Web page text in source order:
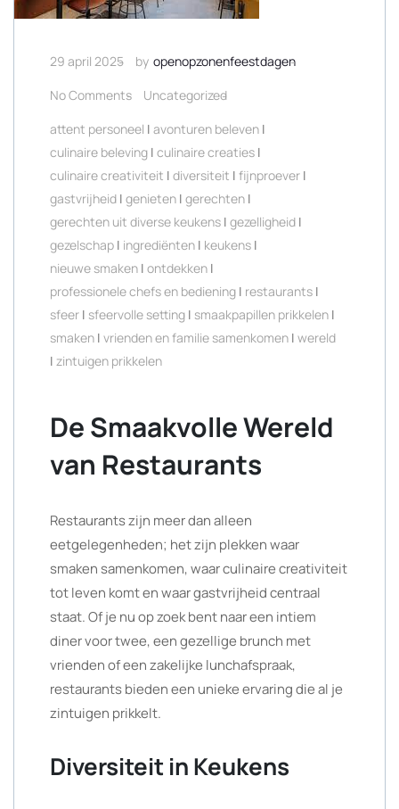
29 april 2025 by openopzonenfeestdagen
No Comments
Uncategorized
attent personeel | avonturen beleven |
culinaire beleving | culinaire creaties |
culinaire creativiteit | diversiteit | fijnproever |
gastvrijheid | genieten | gerechten |
gerechten uit diverse keukens | gezelligheid |
gezelschap | ingrediënten | keukens |
nieuwe smaken | ontdekken |
professionele chefs en bediening | restaurants |
sfeer | sfeervolle setting | smaakpapillen prikkelen |
smaken | vrienden en familie samenkomen | wereld
| zintuigen prikkelen
De Smaakvolle Wereld
van Restaurants
Restaurants zijn meer dan alleen
eetgelegenheden; het zijn plekken waar
smaken samenkomen, waar culinaire creativiteit
tot leven komt en waar gastvrijheid centraal
staat. Of je nu op zoek bent naar een intiem
diner voor twee, een gezellige brunch met
vrienden of een zakelijke lunchafspraak,
restaurants bieden een unieke ervaring die al je
zintuigen prikkelt.
Diversiteit in Keukens